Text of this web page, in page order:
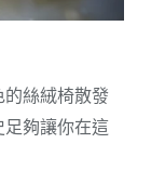
絲絨椅散發
夠讓你在這